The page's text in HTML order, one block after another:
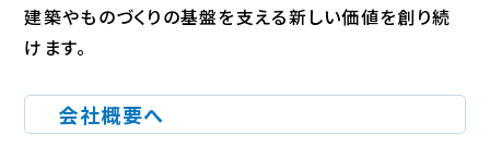
建築やものづくりの基盤を支える新しい価値を創り続
けます。
会社概要へ